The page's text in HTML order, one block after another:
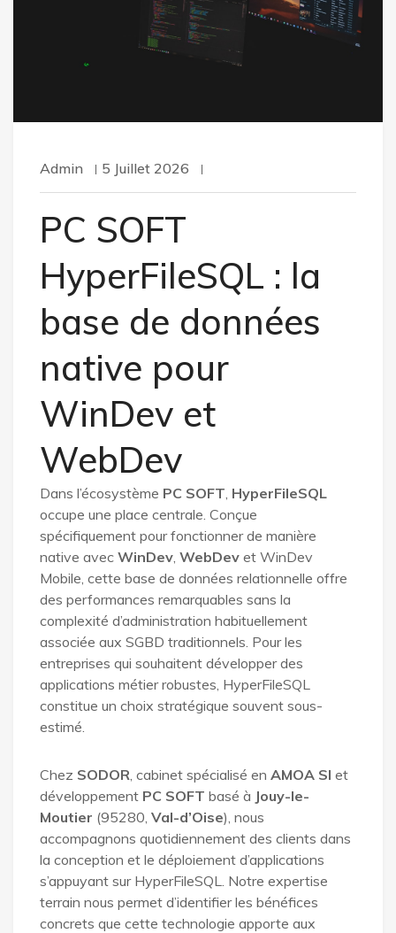
Admin 5 Juillet 2026
PC SOFT
HyperFileSQL : la
base de données
native pour
WinDev et
WebDev
Dans l’écosystème PC SOFT HyperFileSQL
occupe une place centrale. Conçue
spécifiquement pour fonctionner de manière
native avec WinDev WebDev et WinDev
Mobile, cette base de données relationnelle offre
des performances remarquables sans la
complexité d’administration habituellement
associée aux SGBD traditionnels. Pour les
entreprises qui souhaitent développer des
applications métier robustes, HyperFileSQL
constitue un choix stratégique souvent sous-
estimé.
Chez SODOR , cabinet spécialisé en AMOA SI et
développement PC SOFT basé à Jouy-le-
Moutier (95280, Val-d’Oise), nous
accompagnons quotidiennement des clients dans
la conception et le déploiement d’applications
s’appuyant sur HyperFileSQL. Notre expertise
terrain nous permet d’identifier les bénéfices
concrets que cette technologie apporte aux